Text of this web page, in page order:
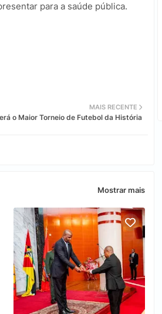
para a saúde pública.
MAIS RECENTE
o Maior Torneio de Futebol da História
Mostrar mais